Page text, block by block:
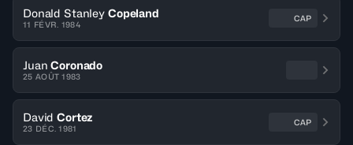
Donald Stanley Copeland
11 FÉVR. 1984
CAP
Juan Coronado
25 AOÛT 1983
David Cortez
23 DÉC. 1981
CAP